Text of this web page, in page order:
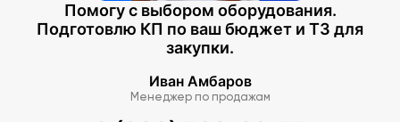
Помогу с выбором оборудования.
Подготовлю КП по ваш бюджет и ТЗ для
закупки.
Иван Амбаров
Менеджер по продажам